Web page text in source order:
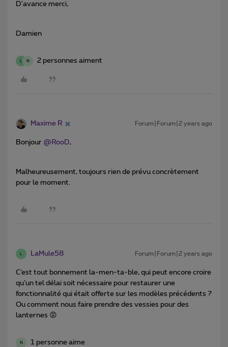
D'avance merci,
Damien
L N 2 personnes aiment
Maxime R Forum|Forum|2 years ago
Bonjour @RooD,
Malheureusement, toujours rien de prévu concrètement
pour le moment.
L LaMule58 Forum|Forum|2 years ago
C’est tout bonnement la-men-ta-ble, qui peut encore croire
qu’un tel délai soit nécessaire pour restaurer une
fonctionnalité qui était offerte sur les modèles précédents ?
Ou comment nous faire prendre des vessies pour des
lanternes 😡
N 1 personne aime